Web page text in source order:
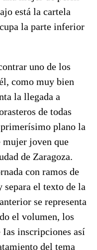
está la cartela
la parte inferior
uno de los
como muy bien
la llegada a
de todas
plano la
mujer joven que
de Zaragoza.
con ramos de
el texto de la
se representa
el volumen, los
Ias inscripciones así
del tema